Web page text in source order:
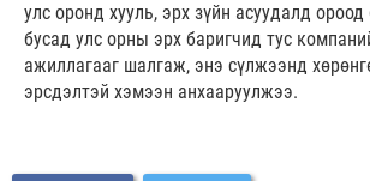
улс оронд хууль, эрх зүйн асуудалд ороод
бусад улс орны эрх баригчид тус
ажиллагааг шалгаж, энэ сүлжээнд
эрсдэлтэй хэмээн анхааруулжээ.